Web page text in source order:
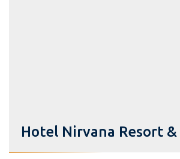
Hotel Nirvana Resort &